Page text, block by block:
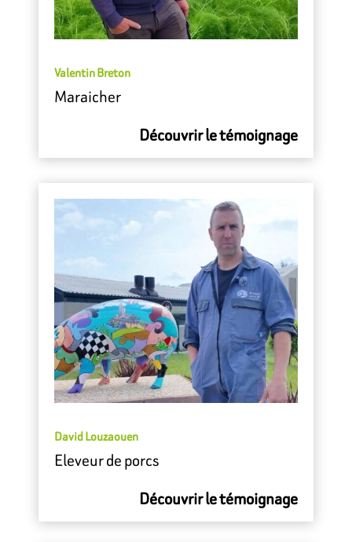
Valentin Breton
Maraicher
Découvrir le témoignage
David Louzaouen
Eleveur de porcs
Découvrir le témoignage